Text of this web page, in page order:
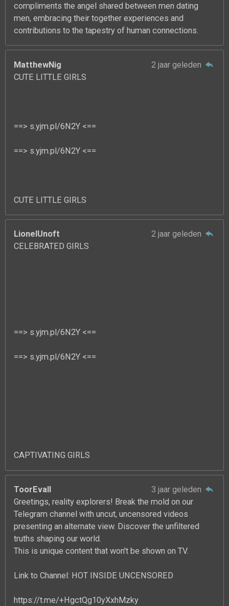
compliments the angel shared between men dating
men, embracing their together experiences and
contributions to the tapestry of human connections.
MatthewNig
2 jaar geleden
CUTE LITTLE GIRLS
==> s.yjm.pl/6N2Y <==
==> s.yjm.pl/6N2Y <==
CUTE LITTLE GIRLS
LionelUnoft
2 jaar geleden
CELEBRATED GIRLS
==> s.yjm.pl/6N2Y <==
==> s.yjm.pl/6N2Y <==
CAPTIVATING GIRLS
ToorEvall
3 jaar geleden
Greetings, reality explorers! Break the mold on our
Telegram channel with uncut, uncensored videos
presenting an alternate view. Discover the unfiltered
truths shaping our world.
This is unique content that won't be shown on TV.
Link to Channel: HOT INSIDE UNCENSORED
https://t.me/+HgctQg10yXxhMzky